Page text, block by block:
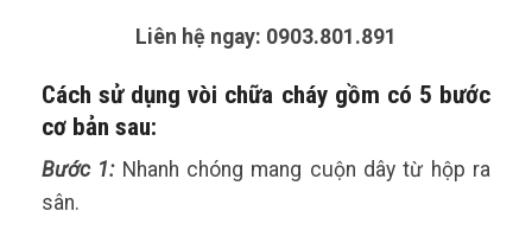
Liên hệ ngay: 0903.801.891
Cách sử dụng vòi chữa cháy gồm có 5 bước
cơ bản sau:
Bước 1:Nhanh chóng mang cuộn dây từ hộp ra
sân.